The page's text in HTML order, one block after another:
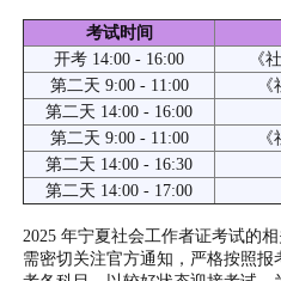
考试时间
开考 14:00 - 16:00
《
第二天 9:00 - 11:00
第二天 14:00 - 16:00
第二天 9:00 - 11:00
第二天 14:00 - 16:30
第二天 14:00 - 17:00
2025 年宁夏社会工作者证考试的
需密切关注官方通知，严格按照